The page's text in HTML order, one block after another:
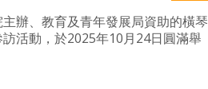
辦、教育及青年發展局資助的橫琴
活動，於2025年10月24日圓滿舉